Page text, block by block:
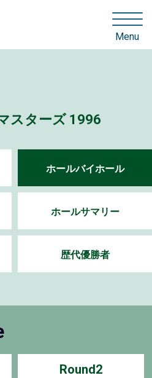
Menu
スターズ 1996
ホールバイホール
ホールサマリー
歴代優勝者
Round2